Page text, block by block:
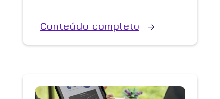
Conteúdo completo